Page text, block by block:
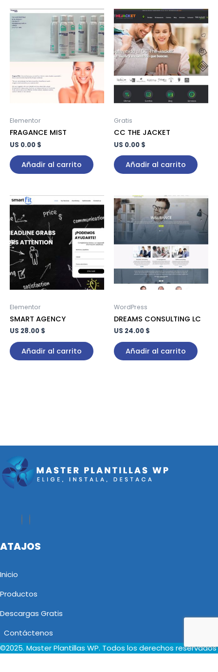
Elementor
FRAGANCE MIST
US 0.00 $
Añadir al carrito
Gratis
CC THE JACKET
US 0.00 $
Añadir al carrito
Elementor
SMART AGENCY
US 28.00 $
Añadir al carrito
WordPress
DREAMS CONSULTING LC
US 24.00 $
Añadir al carrito
ATAJOS
Inicio
Productos
Descargas Gratis
Contáctenos
©2025. Master Plantillas WP. Todos los derechos reservados